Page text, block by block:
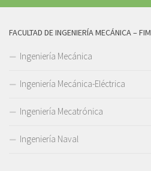
FACULTAD DE INGENIERÍA MECÁNICA – FIM
Ingeniería Mecánica
Ingeniería Mecánica-Eléctrica
Ingeniería Mecatrónica
Ingeniería Naval